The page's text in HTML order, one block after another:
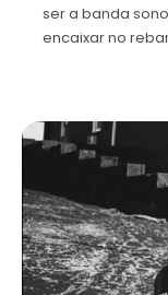
ser a banda
encaixar no